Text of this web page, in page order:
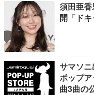
須田亜
開「ド
サマソ
ポップ
曲3曲の